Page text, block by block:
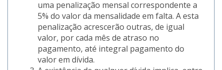
uma penalização mensal correspondente a
5% do valor da mensalidade em falta. A esta
penalização acrescerão outras, de igual
valor, por cada mês de atraso no
pagamento, até integral pagamento do
valor em dívida.